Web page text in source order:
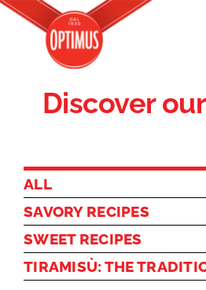
Salta
contenuto
OUR HISTORY
MASCARPONE ACADEMY
CONTACT US
IT
Discover
ALL
SAVORY RECIPES
SWEET RECIPES
TIRAMISÙ: THE